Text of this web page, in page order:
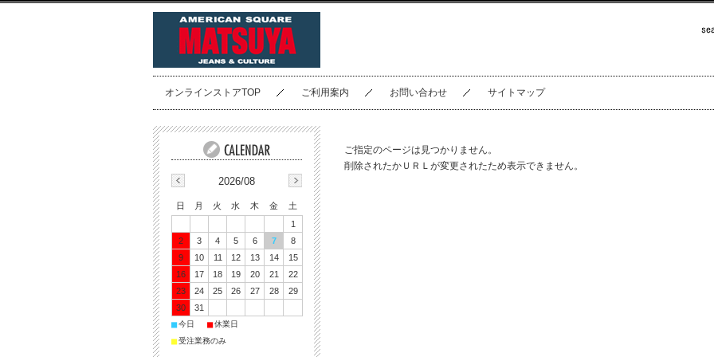
オンラインストアTOP ご利用案内 お問い合わせ サイトマップ
ご指定のページは見つかりません。
削除されたかＵＲＬが変更されたため表示できません。
2026/08
日 月 火 水 木 金
土
1
2
3 4 5 6 7
8
9
10 11 12 13 14
15
16
17 18 19 20 21
22
23
24 25 26 27 28
29
30
31
■今日 ■休業日
■受注業務のみ